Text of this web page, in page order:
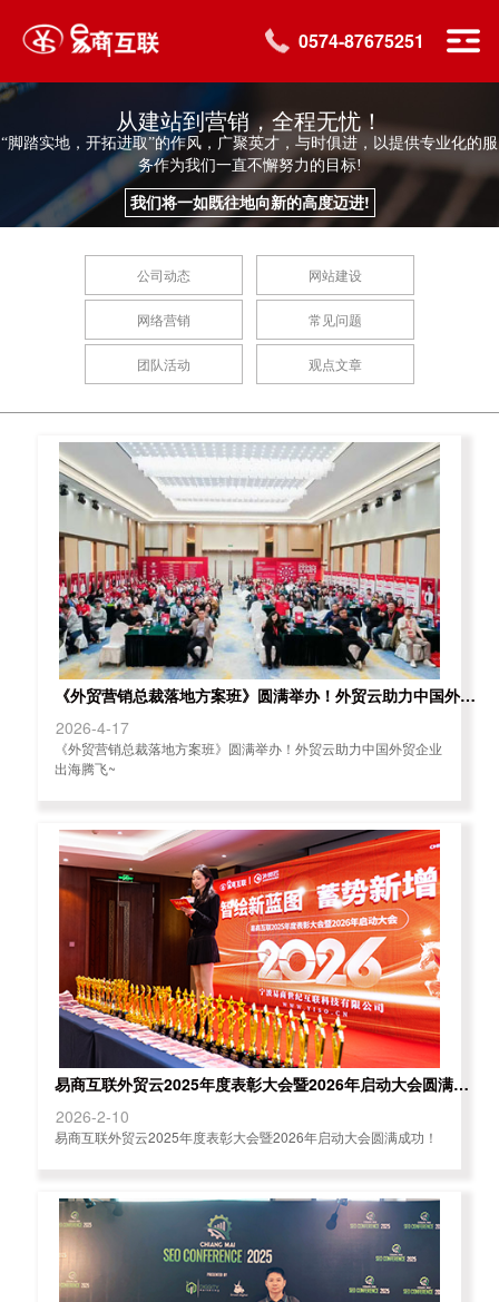
0574-87675251
从建站到营销，全程无忧！
“脚踏实地，开拓进取”的作风，广聚英才，与时俱进，以提供专业化的服
务作为我们一直不懈努力的目标!
我们将一如既往地向新的高度迈进!
公司动态 网站建设
网络营销 常见问题
团队活动 观点文章
《外贸营销总裁落地方案班》圆满举办！外贸云助力中国外贸企业出海腾飞~
2026-4-17
《外贸营销总裁落地方案班》圆满举办！外贸云助力中国外贸企业
出海腾飞~
易商互联外贸云2025年度表彰大会暨2026年启动大会圆满成功！
2026-2-10
易商互联外贸云2025年度表彰大会暨2026年启动大会圆满成功！